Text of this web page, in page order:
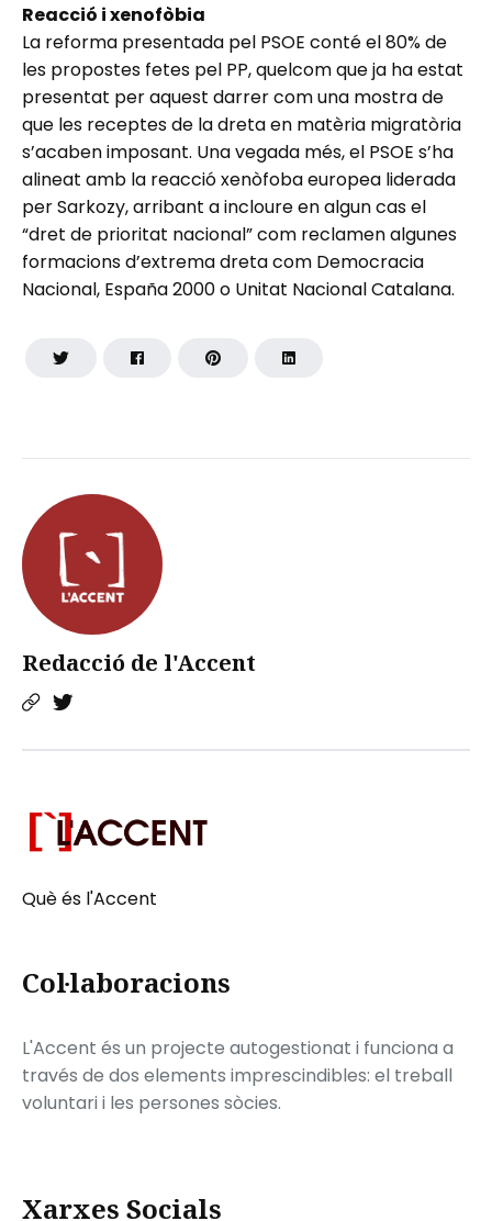
Redacció de l'Accent
Reacció i xenofòbia
La reforma presentada pel PSOE conté el 80% de
les propostes fetes pel PP, quelcom que ja ha estat
presentat per aquest darrer com una mostra de
que les receptes de la dreta en matèria migratòria
s’acaben imposant. Una vegada més, el PSOE s’ha
alineat amb la reacció xenòfoba europea liderada
per Sarkozy, arribant a incloure en algun cas el
“dret de prioritat nacional” com reclamen algunes
formacions d’extrema dreta com Democracia
Nacional, España 2000 o Unitat Nacional Catalana.
Què és l'Accent
Col·laboracions
L'Accent és un projecte autogestionat i funciona a
través de dos elements imprescindibles: el treball
voluntari i les persones sòcies.
Xarxes Socials